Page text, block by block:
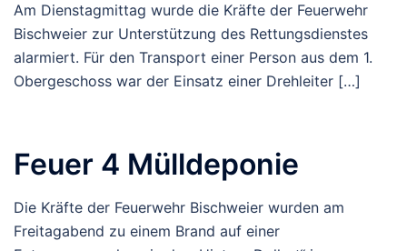
Am Dienstagmittag wurde die Kräfte der Feuerwehr
Bischweier zur Unterstützung des Rettungsdienstes
alarmiert. Für den Transport einer Person aus dem 1.
Obergeschoss war der Einsatz einer Drehleiter […]
Feuer 4 Mülldeponie
Die Kräfte der Feuerwehr Bischweier wurden am
Freitagabend zu einem Brand auf einer